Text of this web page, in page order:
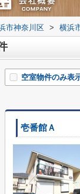
市神奈川区 > 横浜
空室物件のみ表
壱番館Ａ